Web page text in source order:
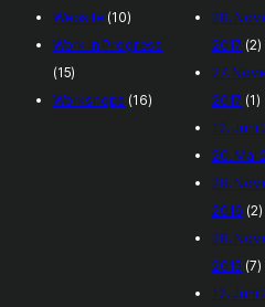
Website (10)
Work In Progress
(15)
Workshops (16)
28.
2017 (2)
27.
2017 (1)
12. Juni
20. Mai
28.
2016 (2)
28.
2015 (7)
12. Juni